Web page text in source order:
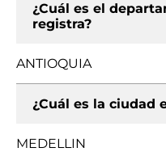
¿Cuál es el
registra?
ANTIOQUIA
¿Cuál es la ciudad
MEDELLIN